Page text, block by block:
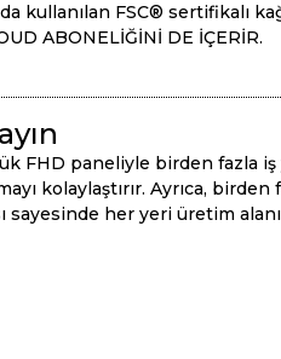
kullanılan FSC® sertifikalı
FHD paneliyle birden fazla
kolaylaştırır. Ayrıca,
sayesinde her yeri üretim